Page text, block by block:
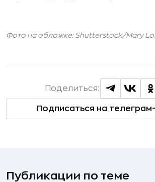
Фото на обложке: Shutterstock/Mary
Подписаться на
Поделиться:
Публикации по теме